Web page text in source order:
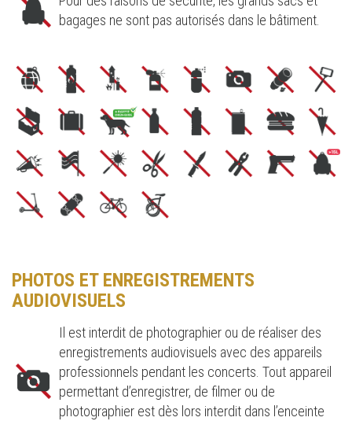
bagages ne sont pas autorisés dans le bâtiment.
PHOTOS ET ENREGISTREMENTS
AUDIOVISUELS
Il est interdit de photographier ou de réaliser des
enregistrements audiovisuels avec des appareils
professionnels pendant les concerts. Tout appareil
permettant d’enregistrer, de filmer ou de
photographier est dès lors interdit dans l’enceinte